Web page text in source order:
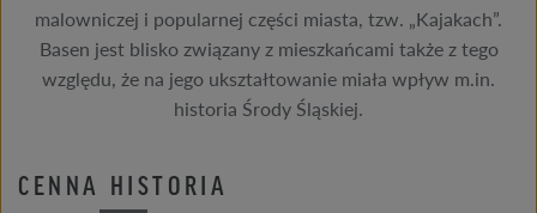
malowniczej i popularnej części miasta, tzw. „Kajakach”.
Basen jest blisko związany z mieszkańcami także z tego
względu, że na jego ukształtowanie miała wpływ m.in.
historia Środy Śląskiej.
CENNA HISTORIA